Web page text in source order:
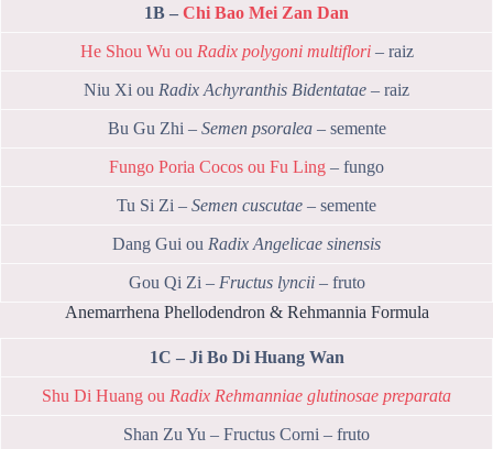
1B – Chi Bao Mei Zan Dan
He Shou Wu ou Radix polygoni multiflori– raiz
Niu Xi ou Radix Achyranthis Bidentatae – raiz
Bu Gu Zhi – Semen psoralea– semente
Fungo Poria Cocos ou Fu Ling – fungo
Tu Si Zi – Semen cuscutae – semente
Dang Gui ou Radix Angelicae sinensis
Gou Qi Zi – Fructus lyncii– fruto
Anemarrhena Phellodendron & Rehmannia Formula
1C – Ji Bo Di Huang Wan
Shu Di Huang ou Radix Rehmanniae glutinosae preparata
Shan Zu Yu – Fructus Corni – fruto